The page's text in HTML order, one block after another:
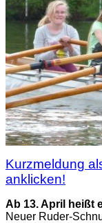
Kurzmeldung
anklicken!
Ab 13. April heißt
Neuer Ruder-